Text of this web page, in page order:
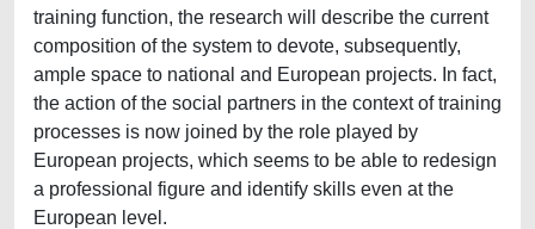
training function, the research will describe the current
composition of the system to devote, subsequently,
ample space to national and European projects. In fact,
the action of the social partners in the context of training
processes is now joined by the role played by
European projects, which seems to be able to redesign
a professional figure and identify skills even at the
European level.